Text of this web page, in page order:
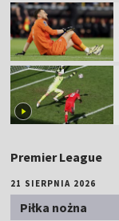
Premier League
21 SIERPNIA 2026
Piłka nożna